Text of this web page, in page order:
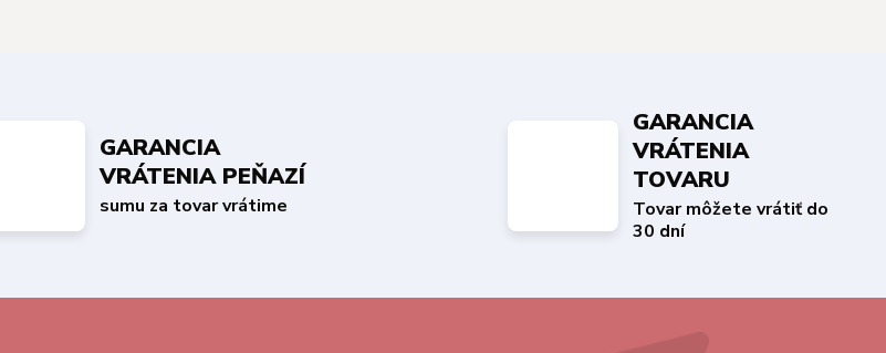
GARANCIA
VRÁTENIA PEŇAZÍ
sumu za tovar vrátime
GARANCIA
VRÁTENIA
TOVARU
Tovar môžete vrátiť do
30 dní